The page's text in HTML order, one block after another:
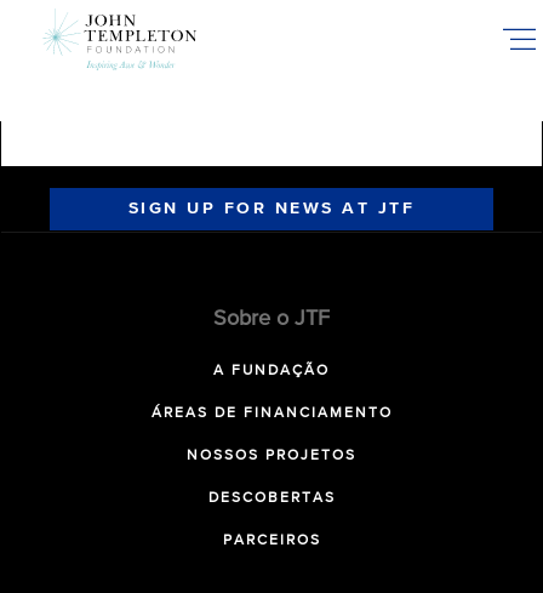
SIGN UP FOR NEWS AT JTF
Sobre o JTF
A FUNDAÇÃO
ÁREAS DE FINANCIAMENTO
NOSSOS PROJETOS
DESCOBERTAS
PARCEIROS